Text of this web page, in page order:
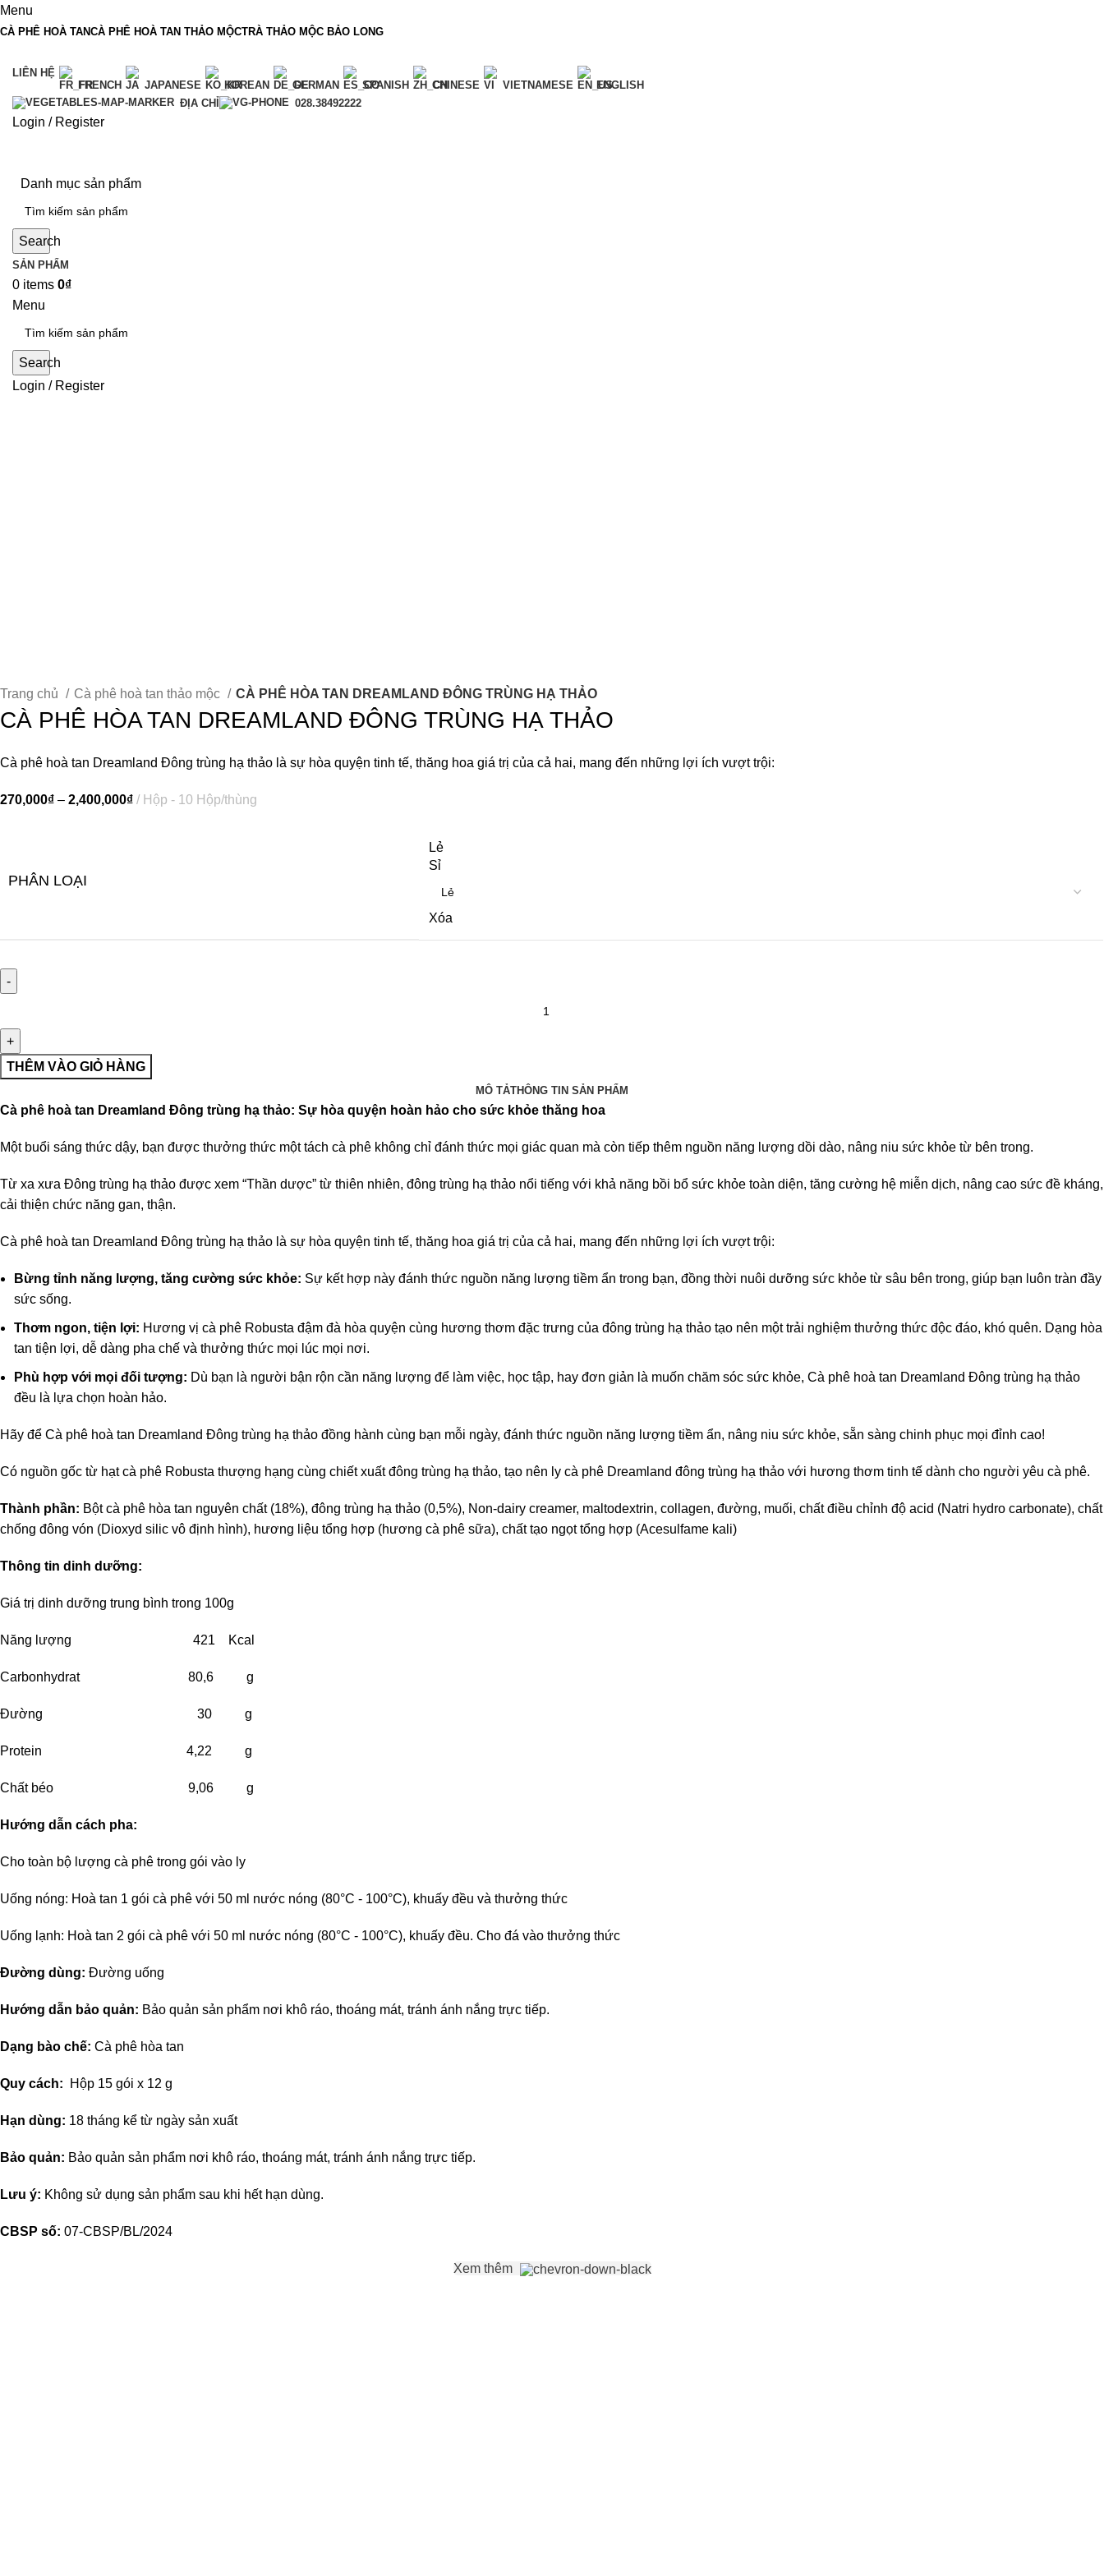
Menu
CÀ PHÊ HOÀ TANCÀ PHÊ HOÀ TAN THẢO MỘCTRÀ THẢO MỘC BẢO LONG
LIÊN HỆ
FRENCH
JAPANESE KOREAN GERMAN SPANISH CHINESE VIETNAMESE
ENGLISH
ĐỊA CHỈ
028.38492222
Login / Register
Danh mục sản phẩm
Search
SẢN PHẨM
0 items 0₫
Menu
Search
Login / Register
Trang chủ Cà phê hoà tan thảo mộc CÀ PHÊ HÒA TAN DREAMLAND ĐÔNG TRÙNG HẠ THẢO
CÀ PHÊ HÒA TAN DREAMLAND ĐÔNG TRÙNG HẠ THẢO
Cà phê hoà tan Dreamland Đông trùng hạ thảo là sự hòa quyện tinh tế, thăng hoa giá trị của cả hai, mang đến những lợi ích vượt trội:
270,000₫ – 2,400,000₫ Hộp - 10 Hộp/thùng
PHÂN LOẠI
Lẻ
Sỉ
Xóa
THÊM VÀO GIỎ HÀNG
MÔ TẢTHÔNG TIN SẢN PHẨM
Cà phê hoà tan DreamlandĐông trùng hạ thảo: Sự hòa quyện hoàn hảo cho sức khỏe thăng hoa
Một buổi sáng thức dậy, bạn được thưởng thức một tách cà phê không chỉ đánh thức mọi giác quan mà còn tiếp thêm nguồn năng lượng dồi dào, nâng niu sức khỏe từ bên trong.
Từ xa xưa Đông trùng hạ thảo được xem “Thần dược” từ thiên nhiên, đông trùng hạ thảo nổi tiếng với khả năng bồi bổ sức khỏe toàn diện, tăng cường hệ miễn dịch, nâng cao sức đề kháng,
cải thiện chức năng gan, thận.
Cà phê hoà tan Dreamland Đông trùng hạ thảo là sự hòa quyện tinh tế, thăng hoa giá trị của cả hai, mang đến những lợi ích vượt trội:
Bừng tỉnh năng lượng, tăng cường sức khỏe: Sự kết hợp này đánh thức nguồn năng lượng tiềm ẩn trong bạn, đồng thời nuôi dưỡng sức khỏe từ sâu bên trong, giúp bạn luôn tràn đầy
sức sống.
Thơm ngon, tiện lợi: Hương vị cà phê Robusta đậm đà hòa quyện cùng hương thơm đặc trưng của đông trùng hạ thảo tạo nên một trải nghiệm thưởng thức độc đáo, khó quên. Dạng hòa
tan tiện lợi, dễ dàng pha chế và thưởng thức mọi lúc mọi nơi.
Phù hợp với mọi đối tượng: Dù bạn là người bận rộn cần năng lượng để làm việc, học tập, hay đơn giản là muốn chăm sóc sức khỏe, Cà phê hoà tan Dreamland Đông trùng hạ thảo
đều là lựa chọn hoàn hảo.
Hãy để Cà phê hoà tan Dreamland Đông trùng hạ thảo đồng hành cùng bạn mỗi ngày, đánh thức nguồn năng lượng tiềm ẩn, nâng niu sức khỏe, sẵn sàng chinh phục mọi đỉnh cao!
Có nguồn gốc từ hạt cà phê Robusta thượng hạng cùng chiết xuất đông trùng hạ thảo, tạo nên ly cà phê Dreamland đông trùng hạ thảo với hương thơm tinh tế dành cho người yêu cà phê.
Thành phần: Bột cà phê hòa tan nguyên chất (18%), đông trùng hạ thảo (0,5%), Non-dairy creamer, maltodextrin, collagen, đường, muối, chất điều chỉnh độ acid (Natri hydro carbonate), chất
chống đông vón (Dioxyd silic vô định hình), hương liệu tổng hợp (hương cà phê sữa), chất tạo ngọt tổng hợp (Acesulfame kali)
Thông tin dinh dưỡng:
Giá trị dinh dưỡng trung bình trong 100g
Năng lượng 421 Kcal
Carbonhydrat 80,6 g
Đường 30 g
Protein 4,22 g
Chất béo 9,06 g
Hướng dẫn cách pha:
Cho toàn bộ lượng cà phê trong gói vào ly
Uống nóng: Hoà tan 1 gói cà phê với 50 ml nước nóng (80°C - 100°C), khuấy đều và thưởng thức
Uống lạnh: Hoà tan 2 gói cà phê với 50 ml nước nóng (80°C - 100°C), khuấy đều. Cho đá vào thưởng thức
Đường dùng: Đường uống
Hướng dẫn bảo quản: Bảo quản sản phẩm nơi khô ráo, thoáng mát, tránh ánh nắng trực tiếp.
Dạng bào chế:Cà phê hòa tan
Quy cách: Hộp 15 gói x 12 g
Hạn dùng: 18 tháng kể từ ngày sản xuất
Bảo quản: Bảo quản sản phẩm nơi khô ráo, thoáng mát, tránh ánh nắng trực tiếp.
Lưu ý: Không sử dụng sản phẩm sau khi hết hạn dùng.
CBSP số: 07-CBSP/BL/2024
Xem thêm